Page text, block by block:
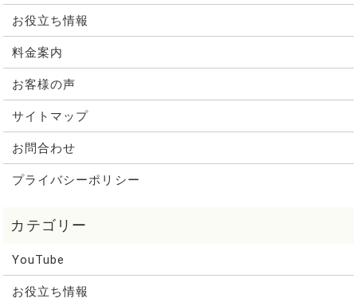
お役立ち情報
料金案内
お客様の声
サイトマップ
お問合わせ
プライバシーポリシー
YouTube
お役立ち情報